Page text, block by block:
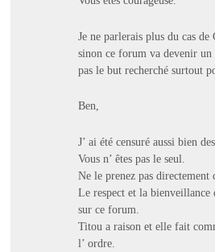
Je ne parlerais plus du cas de
sinon ce forum va devenir un
pas le but recherché surtout
Ben,
J’ ai été censuré aussi bien
Vous n’ êtes pas le seul.
Ne le prenez pas directement
Le respect et la bienveillance
sur ce forum.
Titou a raison et elle fait
l’ ordre.